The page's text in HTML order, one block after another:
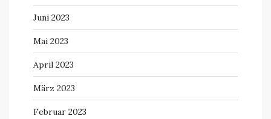
Juni 2023
Mai 2023
April 2023
März 2023
Februar 2023